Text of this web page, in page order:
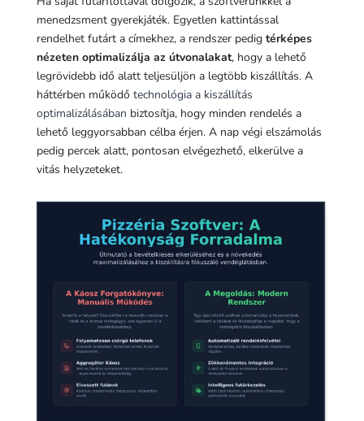
menedzsment gyerekjáték. Egyetlen kattintással
rendelhet futárt a címekhez, a rendszer pedig térképes
nézeten optimalizálja az útvonalakat, hogy a lehető
legrövidebb idő alatt teljesüljön a legtöbb kiszállítás. A
háttérben működő technológia a kiszállítás
optimalizálásában biztosítja, hogy minden rendelés a
lehető leggyorsabban célba érjen. A nap végi elszámolás
pedig percek alatt, pontosan elvégezhető, elkerülve a
vitás helyzeteket.